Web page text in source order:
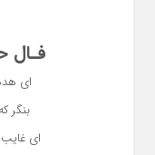
فـال
ای
بنگر
ای